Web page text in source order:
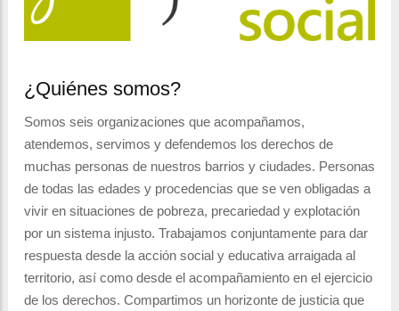
¿Quiénes somos?
Somos seis organizaciones que acompañamos,
atendemos, servimos y defendemos los derechos de
muchas personas de nuestros barrios y ciudades. Personas
de todas las edades y procedencias que se ven obligadas a
vivir en situaciones de pobreza, precariedad y explotación
por un sistema injusto. Trabajamos conjuntamente para dar
respuesta desde la acción social y educativa arraigada al
territorio, así como desde el acompañamiento en el ejercicio
de los derechos. Compartimos un horizonte de justicia que